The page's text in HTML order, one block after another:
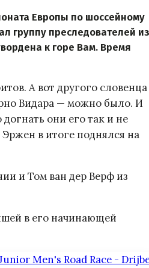
Европы по шоссейному
группу преследователей из
к горе Вам. Время
А вот другого словенца
Видара — можно было. И
они его так и не
Эржен в итоге поднялся на
и Том ван дер Верф из
в его начинающей